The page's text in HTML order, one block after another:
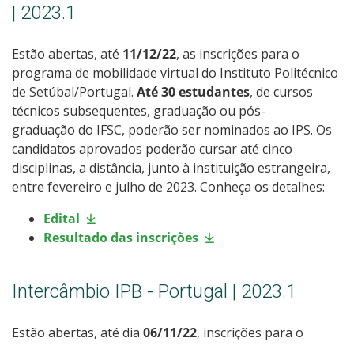
| 2023.1
Estão abertas, até 11/12/22, as inscrições para o
programa de mobilidade virtual do Instituto Politécnico
de Setúbal/Portugal. Até 30 estudantes, de cursos
técnicos subsequentes, graduação ou pós-
graduação do IFSC, poderão ser nominados ao IPS. Os
candidatos aprovados poderão cursar até cinco
disciplinas, a distância, junto à instituição estrangeira,
entre fevereiro e julho de 2023. Conheça os detalhes:
Edital
Resultado das inscrições
Intercâmbio IPB - Portugal | 2023.1
Estão abertas, até dia 06/11/22, inscrições para o